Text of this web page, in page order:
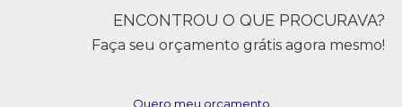
ENCONTROU O QUE PROCURAVA?
Faça seu orçamento grátis agora mesmo!
Quero meu orçamento